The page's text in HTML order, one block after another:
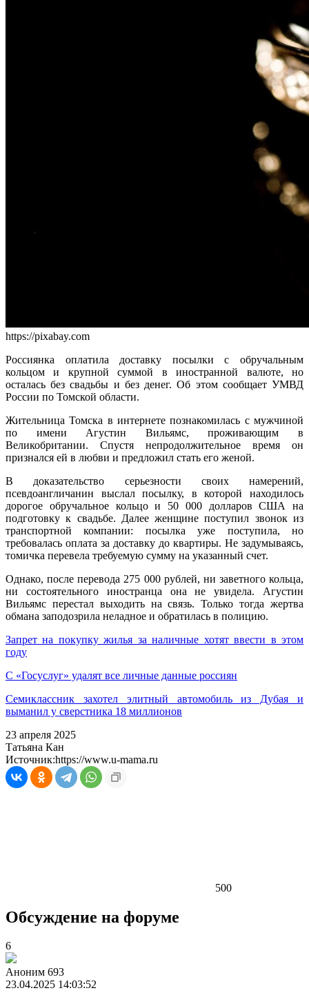
https://pixabay.com
Россиянка оплатила доставку посылки с обручальным
кольцом и крупной суммой в иностранной валюте, но
осталась без свадьбы и без денег. Об этом сообщает УМВД
России по Томской области.
Жительница Томска в интернете познакомилась с мужчиной
по имени Агустин Вильямс, проживающим в
Великобритании. Спустя непродолжительное время он
признался ей в любви и предложил стать его женой.
В доказательство серьезности своих намерений,
псевдоангличанин выслал посылку, в которой находилось
дорогое обручальное кольцо и 50 000 долларов США на
подготовку к свадьбе. Далее женщине поступил звонок из
транспортной компании: посылка уже поступила, но
требовалась оплата за доставку до квартиры. Не задумываясь,
томичка перевела требуемую сумму на указанный счет.
Однако, после перевода 275 000 рублей, ни заветного кольца,
ни состоятельного иностранца она не увидела. Агустин
Вильямс перестал выходить на связь. Только тогда жертва
обмана заподозрила неладное и обратилась в полицию.
Запрет на покупку жилья за наличные хотят ввести в этом
году
С «Госуслуг» удалят все личные данные россиян
Семиклассник захотел элитный автомобиль из Дубая и
выманил у сверстника 18 миллионов
23 апреля 2025
Татьяна Кан
Источник:https://www.u-mama.ru
500
Обсуждение на форуме
6
Аноним 693
23.04.2025 14:03:52